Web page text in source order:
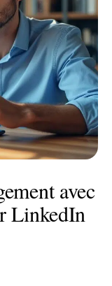
avec
LinkedIn